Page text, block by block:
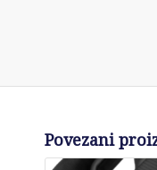
Povezani